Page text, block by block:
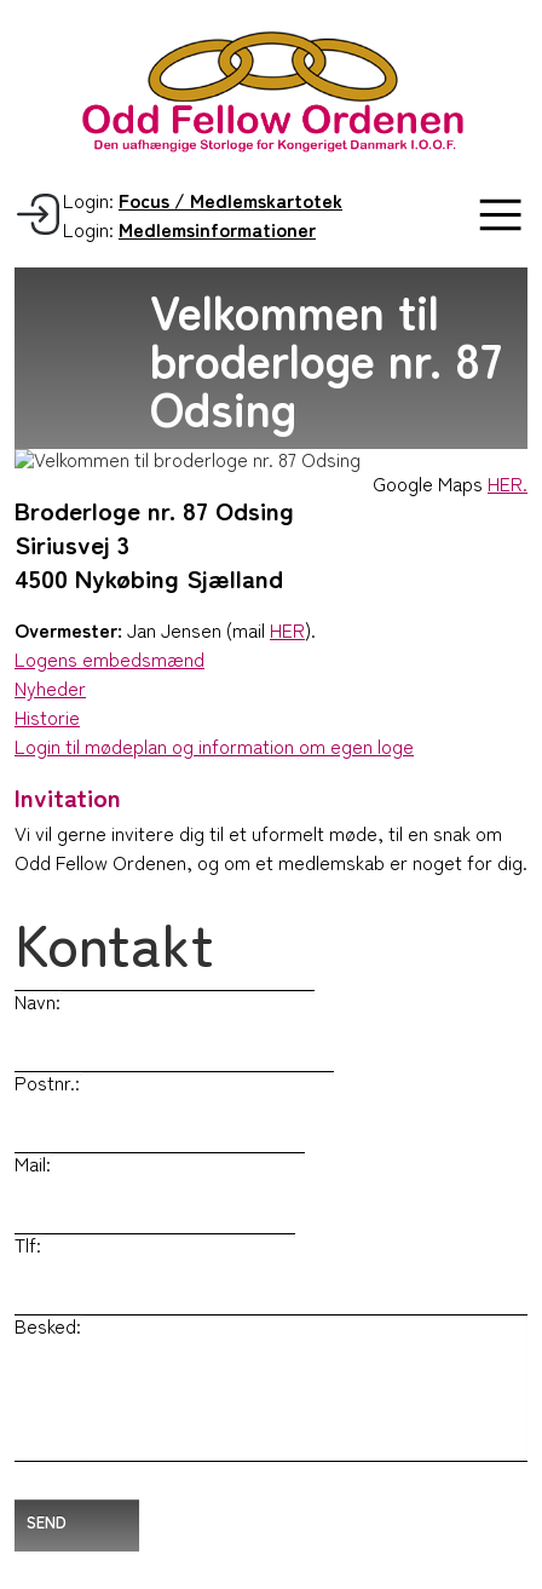
Login: Focus / Medlemskartotek
Login: Medlemsinformationer
Velkommen til
broderloge nr. 87
Odsing
Google Maps HER.
Broderloge nr. 87 Odsing
Siriusvej 3
4500 Nykøbing Sjælland
Overmester: Jan Jensen (mail HER).
Logens embedsmænd
Nyheder
Historie
Login til mødeplan og information om egen loge
Invitation
Vi vil gerne invitere dig til et uformelt møde, til en snak om
Odd Fellow Ordenen, og om et medlemskab er noget for dig.
Kontakt
Navn:
Postnr.:
Mail:
Tlf:
Besked:
SEND